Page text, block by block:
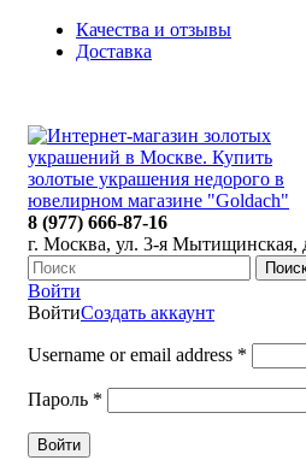
Качества и отзывы
Доставка
8 (977) 666-87-16
г. Москва, ул. 3-я Мытищинская,
Войти
ВойтиСоздать аккаунт
Username or email address *
Пароль *
Войти